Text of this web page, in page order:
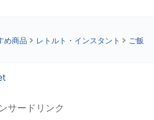
め商品 レトルト・インスタント
ご飯
サードリンク